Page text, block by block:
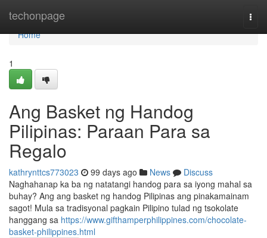
techonpage
Home
Home
1
Ang Basket ng Handog
Pilipinas: Paraan Para sa
Regalo
kathrynttcs773023 99 days ago News
Discuss
Naghahanap ka ba ng natatangi handog para sa iyong mahal sa
buhay? Ang ang basket ng handog Pilipinas ang pinakamainam
sagot! Mula sa tradisyonal pagkain Pilipino tulad ng tsokolate
hanggang sa https://www.gifthamperphilippines.com/chocolate-
basket-philippines.html